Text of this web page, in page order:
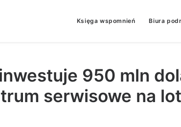
Księga wspomnień Biura
950 mln
serwisowe na